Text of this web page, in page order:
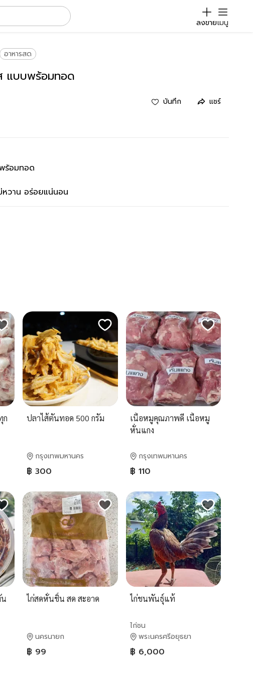
ลงขายเมนู
อาหารสด
แบบพร้อมทอด
บันทึก แชร์
ร้อมทอด
หวาน อร่อยแน่นอน
ก
ปลาไส้ตันทอด 500 กรัม
กรุงเทพมหานคร
฿ 300
เนื้อหมูคุณภาพดี เนื้อหมู
หั่นแกง
กรุงเทพมหานคร
฿ 110
ไก่สดหั่นชิ้น สด สะอาด
นครนายก
฿ 99
ไก่ชนพันธุ์แท้
ไก่ชน
พระนครศรีอยุธยา
฿ 6,000